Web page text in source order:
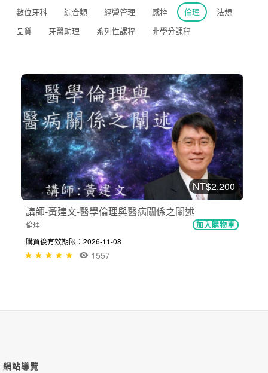
數位牙科
綜合類 經營管理 感控 倫理
法規
品質
牙醫助理 系列性課程 非學分課程
NT$2,200
講師-黃建文-醫學倫理與醫病關係之闡述
倫理 加入購物車
購買後有效期限：2026-11-08
1557
網站導覽